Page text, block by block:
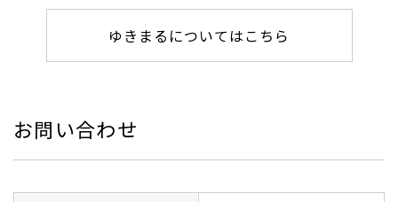
ゆきまるについてはこちら
お問い合わせ